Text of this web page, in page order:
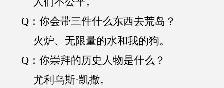
Q ：你会带三件什么东西去荒岛？
火炉、无限量的水和我的狗。
Q ：你崇拜的历史人物是什么？
尤利乌斯·凯撒。